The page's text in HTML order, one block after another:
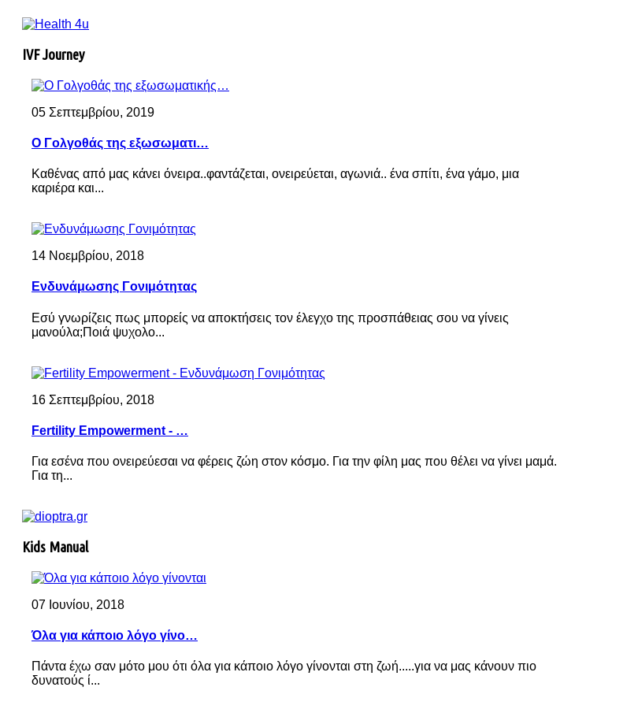
IVF Journey
05 Σεπτεμβρίου, 2019
Ο Γολγοθάς της εξωσωματι…
Καθένας από μας κάνει όνειρα..φαντάζεται, ονειρεύεται, αγωνιά.. ένα σπίτι, ένα γάμο, μια
καριέρα και...
14 Νοεμβρίου, 2018
Ενδυνάμωσης Γονιμότητας
Εσύ γνωρίζεις πως μπορείς να αποκτήσεις τον έλεγχο της προσπάθειας σου να γίνεις
μανούλα;Ποιά ψυχολο...
16 Σεπτεμβρίου, 2018
Fertility Empowerment - …
Για εσένα που ονειρεύεσαι να φέρεις ζώη στον κόσμο. Για την φίλη μας που θέλει να γίνει μαμά.
Για τη...
Kids Manual
07 Ιουνίου, 2018
Όλα για κάποιο λόγο γίνο…
Πάντα έχω σαν μότο μου ότι όλα για κάποιο λόγο γίνονται στη ζωή.....για να μας κάνουν πιο
δυνατούς ί...